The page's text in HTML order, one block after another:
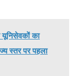
यूनिसेवकों का
स्तर पर पहला